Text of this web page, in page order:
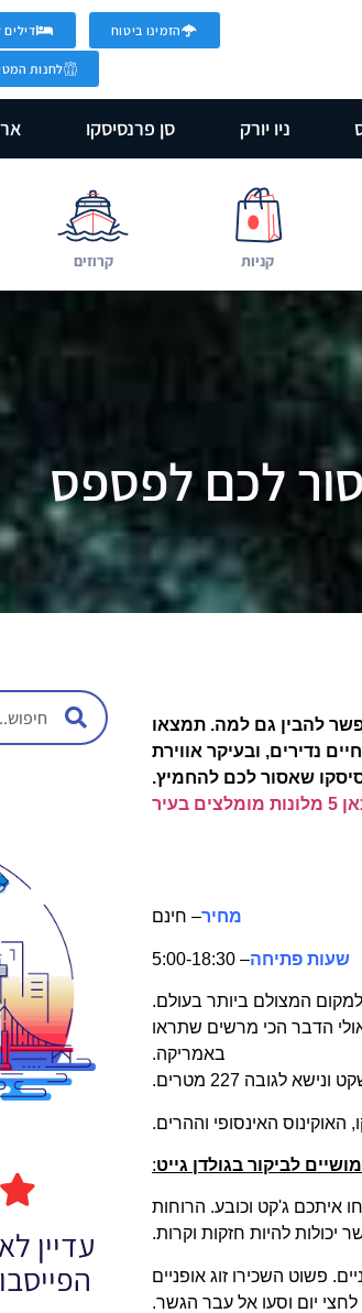
הזמינו ביטוח דילים
לחנות
ניו יורק סן פרנסיסקו
קניות קרוזים
להבין גם למה. תמצאו
נדירים, ובעיקר אווירת
בעיר
מחיר– חינם
שעות פתיחה– 5:00-18:30
המצולם ביותר בעולם.
הדבר הכי מרשים שתראו
באמריקה.
לגובה 227 מטרים.
האינסופי וההרים.
לביקור בגולדן גייט:
איתכם ג'קט וכובע. הרוחות
יכולות להיות חזקות וקרות.
פשוט השכירו זוג אופניים
לחצי יום וסעו אל עבר הגשר.
עדיין